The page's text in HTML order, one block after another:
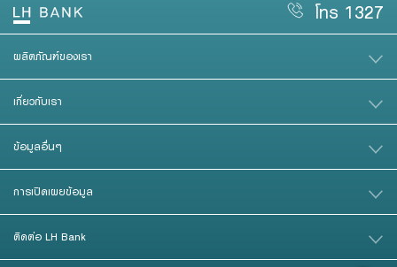
โทร 1327
ผลิตภัณฑ์ของเรา
เกี่ยวกับเรา
ข้อมูลอื่นๆ
การเปิดเผยข้อมูล
ติดต่อ LH Bank